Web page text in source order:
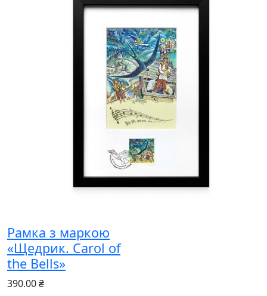
Рамка з маркою
«Щедрик. Carol of
the Bells»
390.00 ₴